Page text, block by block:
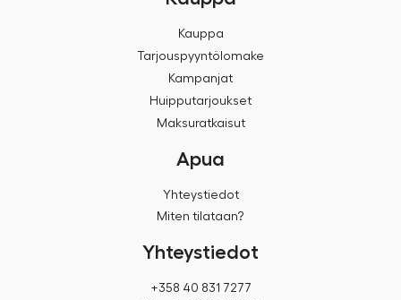
Kauppa
Tarjouspyyntölomake
Kampanjat
Huipputarjoukset
Maksuratkaisut
Apua
Yhteystiedot
Miten tilataan?
Yhteystiedot
+358 40 831 7277